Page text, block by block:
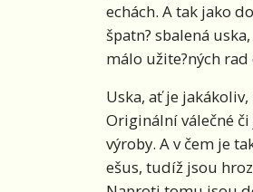
echách. A tak jako
špatn? sbalená
málo užite?ných
Uska, ať je
Originální válečné
výroby. A v čem je
ešus, tudíž jsou